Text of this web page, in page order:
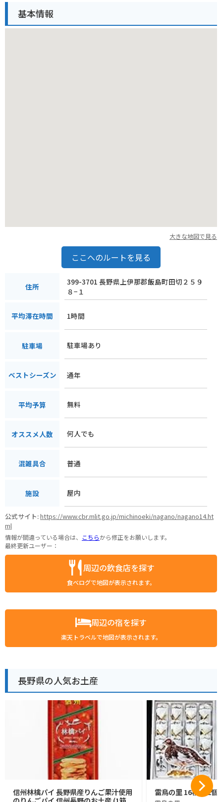
です。
基本情報
大きな地図で見る
ここへのルートを見る
住所
399-3701 長野県上伊那郡飯島町田切２５９
８−１
平均滞在時間 1時間
駐車場 駐車場あり
ベストシーズン 通年
平均予算 無料
オススメ人数 何人でも
混雑具合 普通
施設 屋内
公式サイト:https://www.cbr.mlit.go.jp/michinoeki/nagano/nagano14.ht
ml
情報が間違っている場合は、 こちらから修正をお願いします。
最終更新ユーザー：
周辺の飲食店を探す
食べログで地図が表示されます。
周辺の宿を探す
楽天トラベルで地図が表示されます。
長野県の人気お土産
信州林檎パイ 長野県産りんご果汁使用
雷鳥の里 16枚入 2個